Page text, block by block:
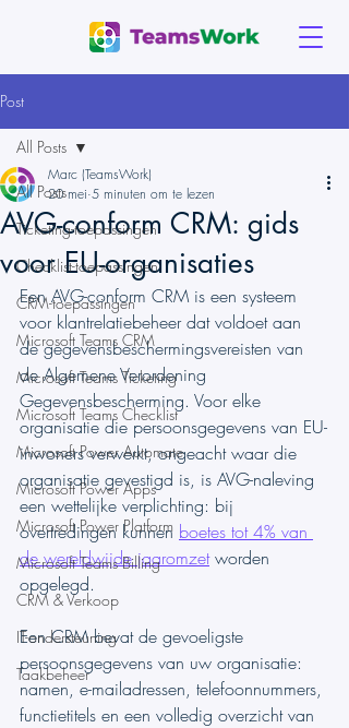
Post
All Posts
Ticketing-toepassingen
Checklist-toepassingen
CRM-toepassingen
Microsoft Teams CRM
Microsoft Teams Ticketing
Microsoft Teams Checklist
Microsoft Power Automate
Microsoft Power Apps
Microsoft Power Platform
Microsoft Teams Billing
CRM & Verkoop
IT-ondersteuning
Taakbeheer
All Posts
AVG-conform CRM: gids
voor EU-organisaties
Marc (TeamsWork)
20 mei 5 minuten om te lezen
Een AVG-conform CRM is een systeem
voor klantrelatiebeheer dat voldoet aan
de gegevensbeschermingsvereisten van
de Algemene Verordening
Gegevensbescherming. Voor elke
organisatie die persoonsgegevens van EU-
inwoners verwerkt, ongeacht waar die
organisatie gevestigd is, is AVG-naleving
een wettelijke verplichting: bij
overtredingen kunnen boetes tot 4% van
de wereldwijde jaaromzet worden
opgelegd.
Een CRM bevat de gevoeligste
persoonsgegevens van uw organisatie:
namen, e-mailadressen, telefoonnummers,
functietitels en een volledig overzicht van